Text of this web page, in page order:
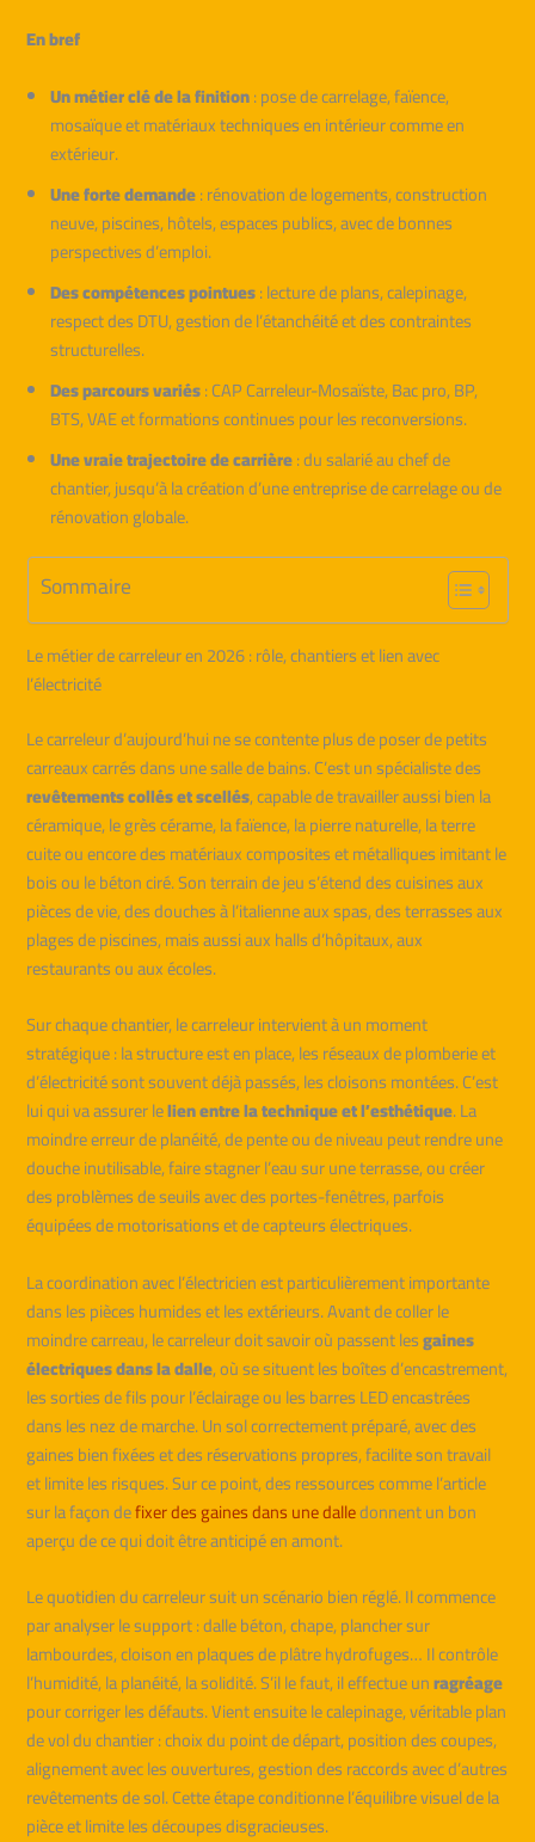
En bref
Un métier clé de la finition: pose de carrelage, faïence,
mosaïque et matériaux techniques en intérieur comme en
extérieur.
Une forte demande: rénovation de logements, construction
neuve, piscines, hôtels, espaces publics, avec de bonnes
perspectives d’emploi.
Des compétences pointues: lecture de plans, calepinage,
respect des DTU, gestion de l’étanchéité et des contraintes
structurelles.
Des parcours variés: CAP Carreleur-Mosaïste, Bac pro, BP,
BTS, VAE et formations continues pour les reconversions.
Une vraie trajectoire de carrière: du salarié au chef de
chantier, jusqu’à la création d’une entreprise de carrelage ou de
rénovation globale.
Sommaire
Le métier de carreleur en 2026 : rôle, chantiers et lien avec
l’électricité
Le carreleur d’aujourd’hui ne se contente plus de poser de petits
carreaux carrés dans une salle de bains. C’est un spécialiste des
revêtements collés et scellés, capable de travailler aussi bien la
céramique, le grès cérame, la faïence, la pierre naturelle, la terre
cuite ou encore des matériaux composites et métalliques imitant le
bois ou le béton ciré. Son terrain de jeu s’étend des cuisines aux
pièces de vie, des douches à l’italienne aux spas, des terrasses aux
plages de piscines, mais aussi aux halls d’hôpitaux, aux
restaurants ou aux écoles.
Sur chaque chantier, le carreleur intervient à un moment
stratégique : la structure est en place, les réseaux de plomberie et
d’électricité sont souvent déjà passés, les cloisons montées. C’est
lui qui va assurer lelien entre la technique et l’esthétique. La
moindre erreur de planéité, de pente ou de niveau peut rendre une
douche inutilisable, faire stagner l’eau sur une terrasse, ou créer
des problèmes de seuils avec des portes-fenêtres, parfois
équipées de motorisations et de capteurs électriques.
La coordination avec l’électricien est particulièrement importante
dans les pièces humides et les extérieurs. Avant de coller le
moindre carreau, le carreleur doit savoir où passent lesgaines
électriques dans la dalle, où se situent les boîtes d’encastrement,
les sorties de fils pour l’éclairage ou les barres LED encastrées
dans les nez de marche. Un sol correctement préparé, avec des
gaines bien fixées et des réservations propres, facilite son travail
et limite les risques. Sur ce point, des ressources comme l’article
sur la façon defixer des gaines dans une dalledonnent un bon
aperçu de ce qui doit être anticipé en amont.
Le quotidien du carreleur suit un scénario bien réglé. Il commence
par analyser le support : dalle béton, chape, plancher sur
lambourdes, cloison en plaques de plâtre hydrofuges… Il contrôle
l’humidité, la planéité, la solidité. S’il le faut, il effectue unragréage
pour corriger les défauts. Vient ensuite le calepinage, véritable plan
de vol du chantier : choix du point de départ, position des coupes,
alignement avec les ouvertures, gestion des raccords avec d’autres
revêtements de sol. Cette étape conditionne l’équilibre visuel de la
pièce et limite les découpes disgracieuses.